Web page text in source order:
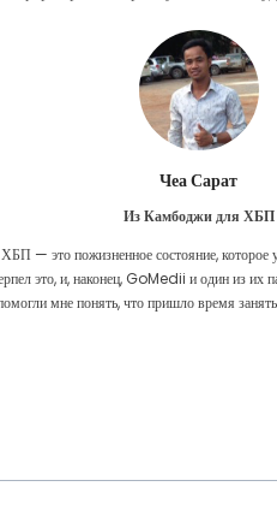
Чеа Сарат
Из Камбоджи для ХБП
это пожизненное состояние, которое
это, и, наконец, GoMedii и один из их
мне понять, что пришло время заняться